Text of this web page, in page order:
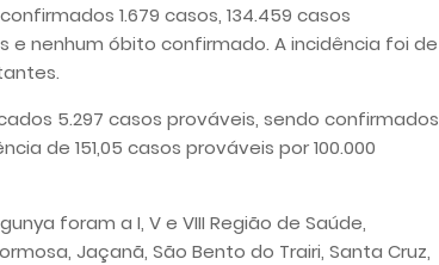
1.679 casos, 134.459 casos
e nenhum óbito confirmado. A incidência foi de
5.297 casos prováveis, sendo confirmados
de 151,05 casos prováveis por 100.000
foram a I, V e VIII Região de Saúde,
Jaçanã, São Bento do Trairi, Santa Cruz,